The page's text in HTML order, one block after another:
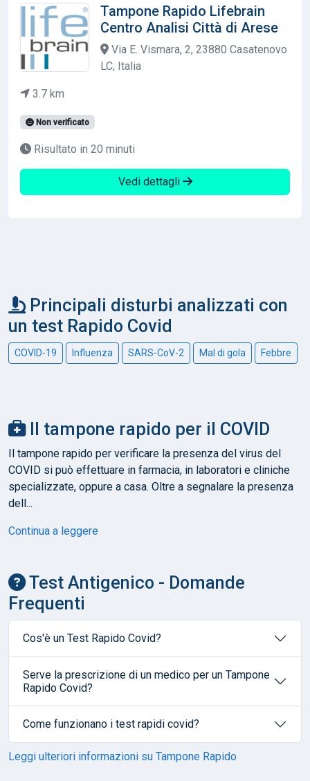
Tampone Rapido Lifebrain
Centro Analisi Città di Arese
Via E. Vismara, 2, 23880 Casatenovo
LC, Italia
3.7 km
Non verificato
Risultato in 20 minuti
Vedi dettagli
Principali disturbi analizzati con
un test Rapido Covid
COVID-19 Influenza SARS-CoV-2 Mal di gola Febbre
Il tampone rapido per il COVID
Il tampone rapido per verificare la presenza del virus del
COVID si può effettuare in farmacia, in laboratori e cliniche
specializzate, oppure a casa. Oltre a segnalare la presenza
dell...
Continua a leggere
Test Antigenico - Domande
Frequenti
Cos'è un Test Rapido Covid?
Serve la prescrizione di un medico per un Tampone
Rapido Covid?
Come funzionano i test rapidi covid?
Leggi ulteriori informazioni su Tampone Rapido